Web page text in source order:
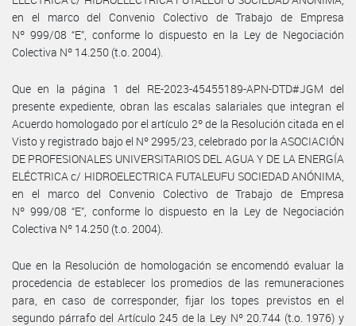
en el marco del Convenio Colectivo de Trabajo de Empresa
Nº 999/08 “E”, conforme lo dispuesto en la Ley de Negociación
Colectiva Nº 14.250 (t.o. 2004).
Que en la página 1 del RE-2023-45455189-APN-DTD#JGM del
presente expediente, obran las escalas salariales que integran el
Acuerdo homologado por el artículo 2º de la Resolución citada en el
Visto y registrado bajo el Nº 2995/23, celebrado por la ASOCIACIÓN
DE PROFESIONALES UNIVERSITARIOS DEL AGUA Y DE LA ENERGÍA
ELÉCTRICA c/ HIDROELECTRICA FUTALEUFU SOCIEDAD ANÓNIMA,
en el marco del Convenio Colectivo de Trabajo de Empresa
Nº 999/08 “E”, conforme lo dispuesto en la Ley de Negociación
Colectiva Nº 14.250 (t.o. 2004).
Que en la Resolución de homologación se encomendó evaluar la
procedencia de establecer los promedios de las remuneraciones
para, en caso de corresponder, fijar los topes previstos en el
segundo párrafo del Artículo 245 de la Ley Nº 20.744 (t.o. 1976) y